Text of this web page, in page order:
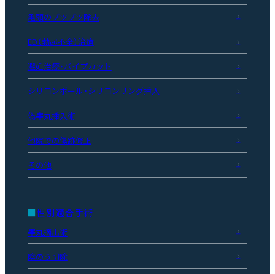
亀頭のブツブツ除去
ED（勃起不全）治療
避妊治療・パイプカット
シリコンボール・シリコンリング挿入
偽睾丸挿入術
他院での傷跡修正
その他
性別適合手術
睾丸摘出術
陰のう切除